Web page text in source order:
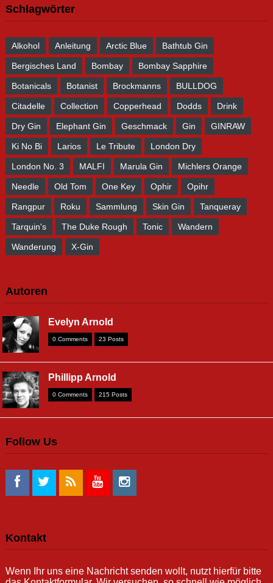
Schlagwörter
Alkohol Anleitung Arctic Blue Bathtub Gin
Bergisches Land Bombay Bombay Sapphire
Botanicals Botanist Brockmanns BULLDOG
Citadelle Collection Copperhead Dodds Drink
Dry Gin Elephant Gin Geschmack Gin GINRAW
Ki No Bi Larios Le Tribute London Dry
London No. 3 MALFI Marula Gin Michlers Orange
Needle Old Tom One Key Ophir Opihr
Rangpur Roku Sammlung Skin Gin Tanqueray
Tarquin's The Duke Rough Tonic Wandern
Wanderung X-Gin
Autoren
Evelyn Arnold
0 Comments 23 Posts
Phillipp Arnold
0 Comments 215 Posts
Follow Us
Kontakt
Wenn Ihr uns eine Nachricht senden wollt, nutzt hierfür bitte